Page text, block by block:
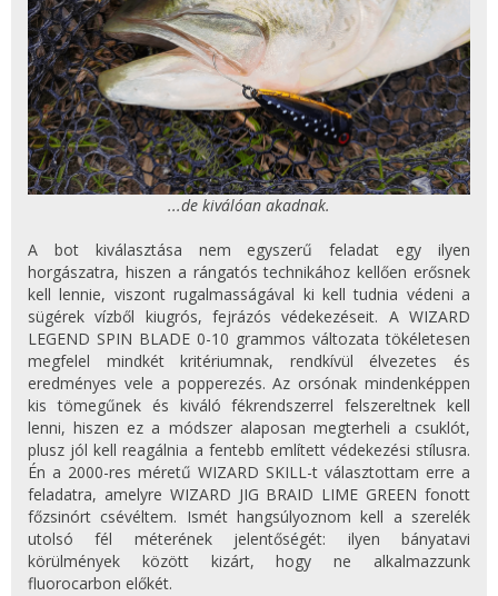
...de kiválóan akadnak.
A bot kiválasztása nem egyszerű feladat egy ilyen
horgászatra, hiszen a rángatós technikához kellően erősnek
kell lennie, viszont rugalmasságával ki kell tudnia védeni a
sügérek vízből kiugrós, fejrázós védekezéseit. A WIZARD
LEGEND SPIN BLADE 0-10 grammos változata tökéletesen
megfelel mindkét kritériumnak, rendkívül élvezetes és
eredményes vele a popperezés. Az orsónak mindenképpen
kis tömegűnek és kiváló fékrendszerrel felszereltnek kell
lenni, hiszen ez a módszer alaposan megterheli a csuklót,
plusz jól kell reagálnia a fentebb említett védekezési stílusra.
Én a 2000-res méretű WIZARD SKILL-t választottam erre a
feladatra, amelyre WIZARD JIG BRAID LIME GREEN fonott
főzsinórt csévéltem. Ismét hangsúlyoznom kell a szerelék
utolsó fél méterének jelentőségét: ilyen bányatavi
körülmények között kizárt, hogy ne alkalmazzunk
fluorocarbon előkét.